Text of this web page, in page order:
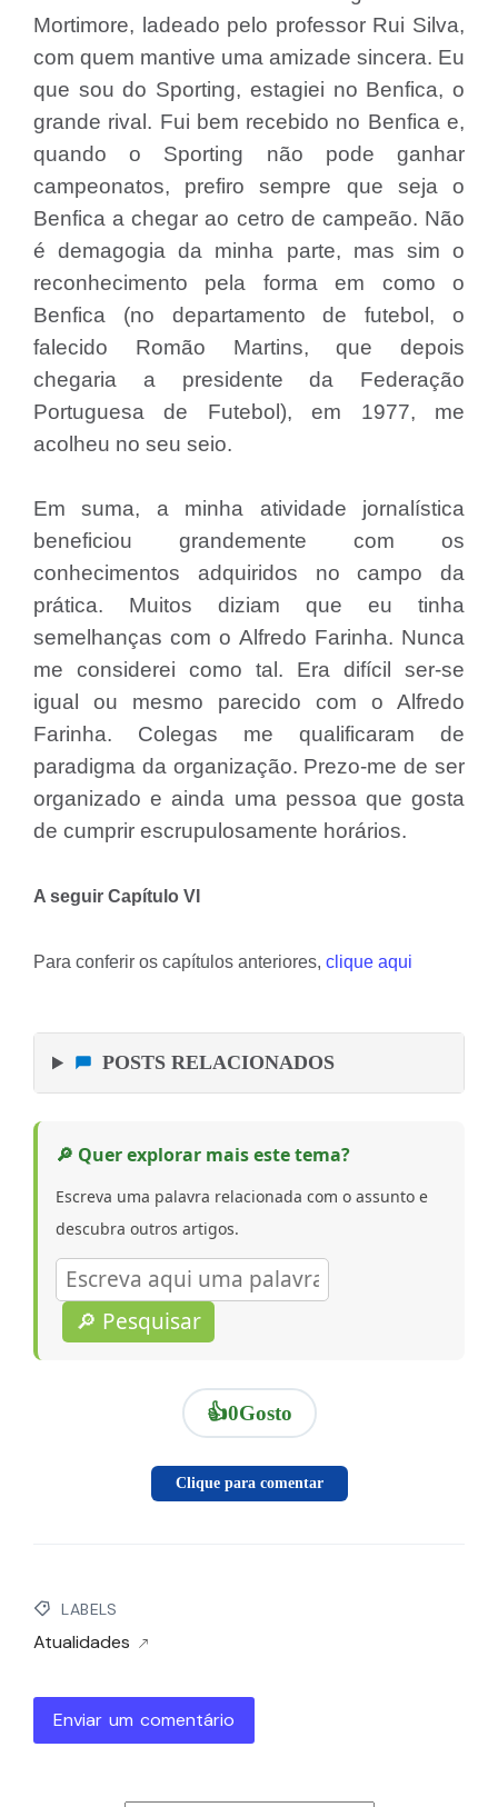
Mortimore, ladeado pelo professor Rui Silva,
com quem mantive uma amizade sincera. Eu
que sou do Sporting, estagiei no Benfica, o
grande rival. Fui bem recebido no Benfica e,
quando o Sporting não pode ganhar
campeonatos, prefiro sempre que seja o
Benfica a chegar ao cetro de campeão. Não
é demagogia da minha parte, mas sim o
reconhecimento pela forma em como o
Benfica (no departamento de futebol, o
falecido Romão Martins, que depois
chegaria a presidente da Federação
Portuguesa de Futebol), em 1977, me
acolheu no seu seio.
Em suma, a minha atividade jornalística
beneficiou grandemente com os
conhecimentos adquiridos no campo da
prática. Muitos diziam que eu tinha
semelhanças com o Alfredo Farinha. Nunca
me considerei como tal. Era difícil ser-se
igual ou mesmo parecido com o Alfredo
Farinha. Colegas me qualificaram de
paradigma da organização. Prezo-me de ser
organizado e ainda uma pessoa que gosta
de cumprir escrupulosamente horários.
A seguir Capítulo VI
Para conferir os capítulos anteriores, clique aqui
POSTS RELACIONADOS
🔎 Quer explorar mais este tema?
Escreva uma palavra relacionada com o assunto e
descubra outros artigos.
🔎 Pesquisar
👍0Gosto
Clique para comentar
LABELS
Atualidades
Enviar um comentário